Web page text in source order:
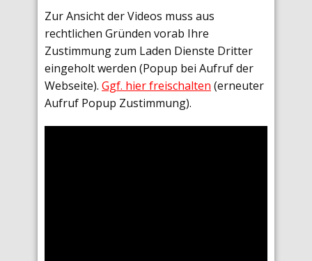
Zur Ansicht der Videos muss aus
rechtlichen Gründen vorab Ihre
Zustimmung zum Laden Dienste Dritter
eingeholt werden (Popup bei Aufruf der
Webseite). Ggf. hier freischalten (erneuter
Aufruf Popup Zustimmung).